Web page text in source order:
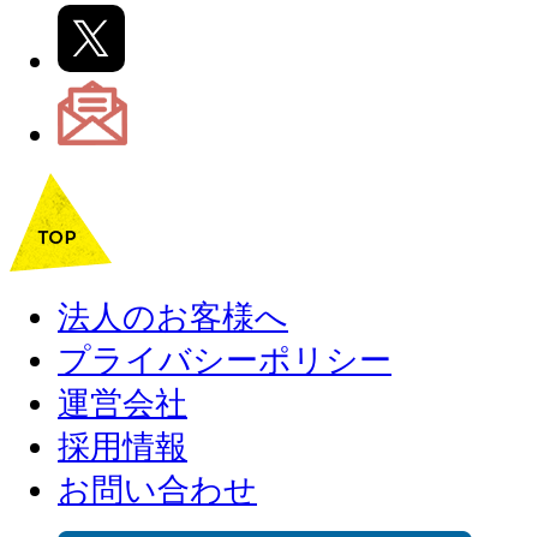
法人のお客様へ
プライバシーポリシー
運営会社
採用情報
お問い合わせ